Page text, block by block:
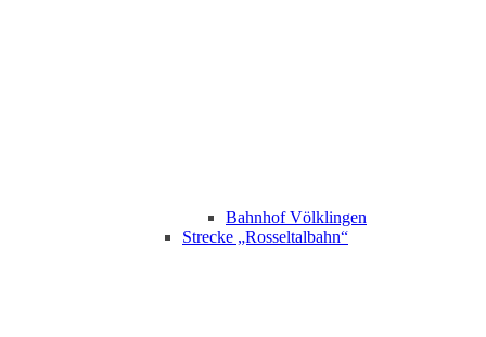
Bahnhof Völklingen
Strecke „Rosseltalbahn“